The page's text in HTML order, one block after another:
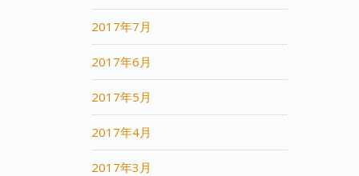
2017年7月
2017年6月
2017年5月
2017年4月
2017年3月